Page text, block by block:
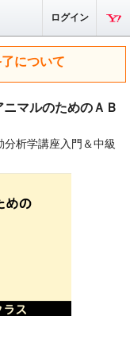
ログイン
について
マルのためのＡＢ
析学講座入門＆中級